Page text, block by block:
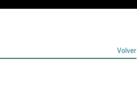
Volver